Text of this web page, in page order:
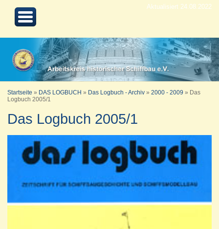
Aktualisiert 24.08.2022
Startseite » DAS LOGBUCH » Das Logbuch - Archiv » 2000 - 2009 »
Das
Logbuch 2005/1
Das Logbuch 2005/1